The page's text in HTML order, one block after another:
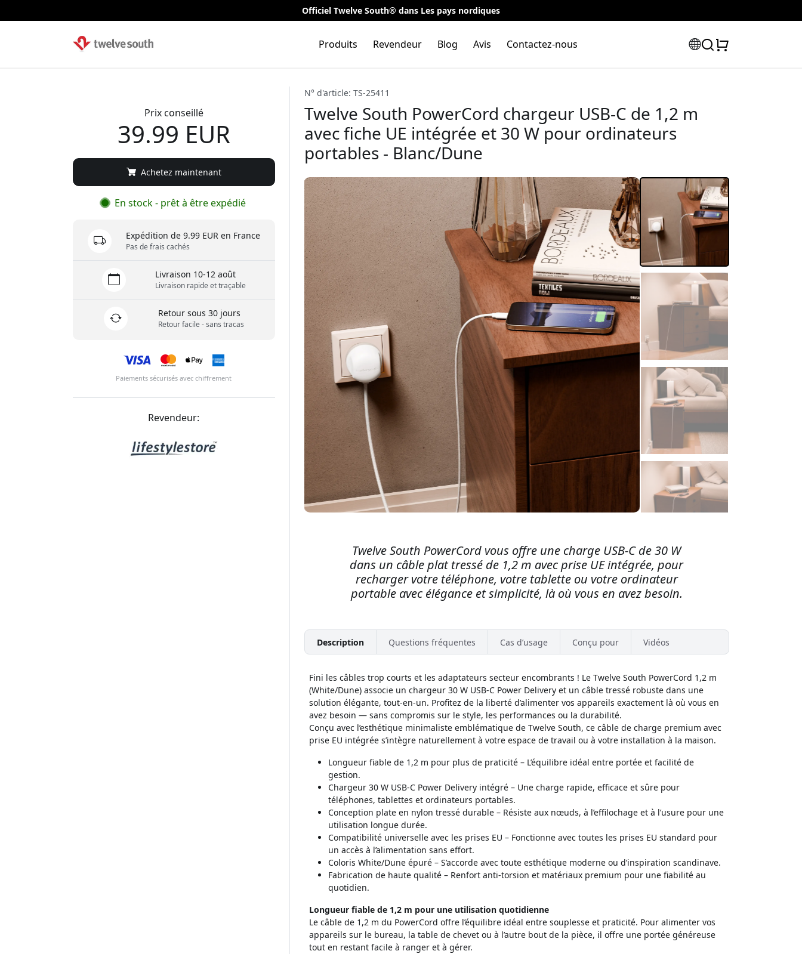
Officiel Twelve South® dans Les pays nordiques
Produits Revendeur Blog Avis Contactez-nous
N° d'article: TS-25411
Twelve South PowerCord chargeur USB-C de 1,2 m
avec fiche UE intégrée et 30 W pour ordinateurs
portables - Blanc/Dune
Twelve South PowerCord vous offre une charge USB-C de 30 W
dans un câble plat tressé de 1,2 m avec prise UE intégrée, pour
recharger votre téléphone, votre tablette ou votre ordinateur
portable avec élégance et simplicité, là où vous en avez besoin.
Description Questions fréquentes Cas d’usage Conçu pour Vidéos
Fini les câbles trop courts et les adaptateurs secteur encombrants ! Le Twelve South PowerCord 1,2 m
(White/Dune) associe un chargeur 30 W USB-C Power Delivery et un câble tressé robuste dans une
solution élégante, tout-en-un. Profitez de la liberté d’alimenter vos appareils exactement là où vous en
avez besoin — sans compromis sur le style, les performances ou la durabilité.
Conçu avec l’esthétique minimaliste emblématique de Twelve South, ce câble de charge premium avec
prise EU intégrée s’intègre naturellement à votre espace de travail ou à votre installation à la maison.
Longueur fiable de 1,2 m pour plus de praticité – L’équilibre idéal entre portée et facilité de
gestion.
Chargeur 30 W USB-C Power Delivery intégré – Une charge rapide, efficace et sûre pour
téléphones, tablettes et ordinateurs portables.
Conception plate en nylon tressé durable – Résiste aux nœuds, à l’effilochage et à l’usure pour une
utilisation longue durée.
Compatibilité universelle avec les prises EU – Fonctionne avec toutes les prises EU standard pour
un accès à l’alimentation sans effort.
Coloris White/Dune épuré – S’accorde avec toute esthétique moderne ou d’inspiration scandinave.
Fabrication de haute qualité – Renfort anti-torsion et matériaux premium pour une fiabilité au
quotidien.
Longueur fiable de 1,2 m pour une utilisation quotidienne
Le câble de 1,2 m du PowerCord offre l’équilibre idéal entre souplesse et praticité. Pour alimenter vos
appareils sur le bureau, la table de chevet ou à l’autre bout de la pièce, il offre une portée généreuse
tout en restant facile à ranger et à gérer.
Prix conseillé
39.99 EUR
Achetez maintenant
En stock - prêt à être expédié
Expédition de 9.99 EUR en France
Pas de frais cachés
Livraison 10-12 août
Livraison rapide et traçable
Retour sous 30 jours
Retour facile - sans tracas
Paiements sécurisés avec chiffrement
Revendeur: